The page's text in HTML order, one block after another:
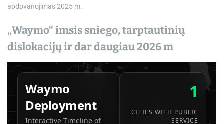
apdovanojimas 2025 m.
„Waymo“ imsis sniego, tarptautinių
dislokacijų ir dar daugiau 2026 m